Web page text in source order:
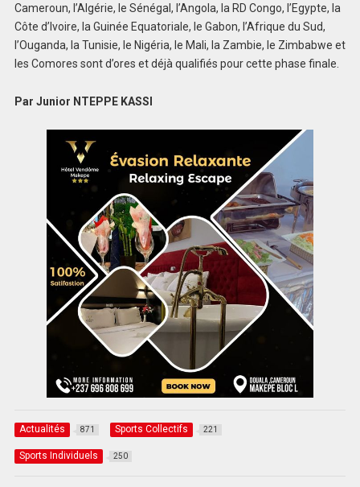
Cameroun, l’Algérie, le Sénégal, l’Angola, la RD Congo, l’Egypte, la
Côte d’Ivoire, la Guinée Equatoriale, le Gabon, l’Afrique du Sud,
l’Ouganda, la Tunisie, le Nigéria, le Mali, la Zambie, le Zimbabwe et
les Comores sont d’ores et déjà qualifiés pour cette phase finale.
Par Junior NTEPPE KASSI
Actualités 871 Sports Collectifs 221
Sports Individuels 250